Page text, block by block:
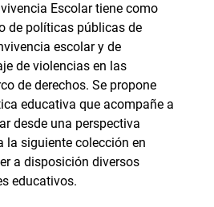
Escolar tiene como
de políticas públicas de
escolar y de
de violencias en las
de derechos. Se propone
educativa que acompañe a
desde una perspectiva
la siguiente colección en
a disposición diversos
educativos.